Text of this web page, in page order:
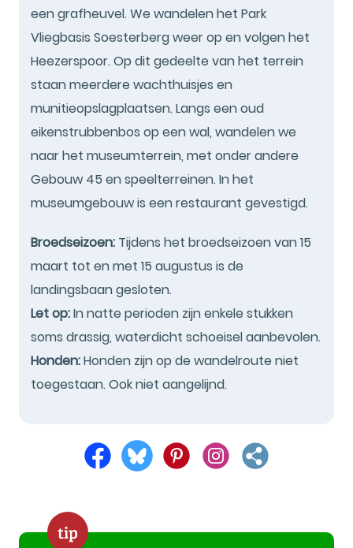
een grafheuvel. We wandelen het Park
Vliegbasis Soesterberg weer op en volgen het
Heezerspoor. Op dit gedeelte van het terrein
staan meerdere wachthuisjes en
munitieopslagplaatsen. Langs een oud
eikenstrubbenbos op een wal, wandelen we
naar het museumterrein, met onder andere
Gebouw 45 en speelterreinen. In het
museumgebouw is een restaurant gevestigd.
Broedseizoen: Tijdens het broedseizoen van 15
maart tot en met 15 augustus is de
landingsbaan gesloten.
Let op:In natte perioden zijn enkele stukken
soms drassig, waterdicht schoeisel aanbevolen.
Honden:Honden zijn op de wandelroute niet
toegestaan. Ook niet aangelijnd.
tip